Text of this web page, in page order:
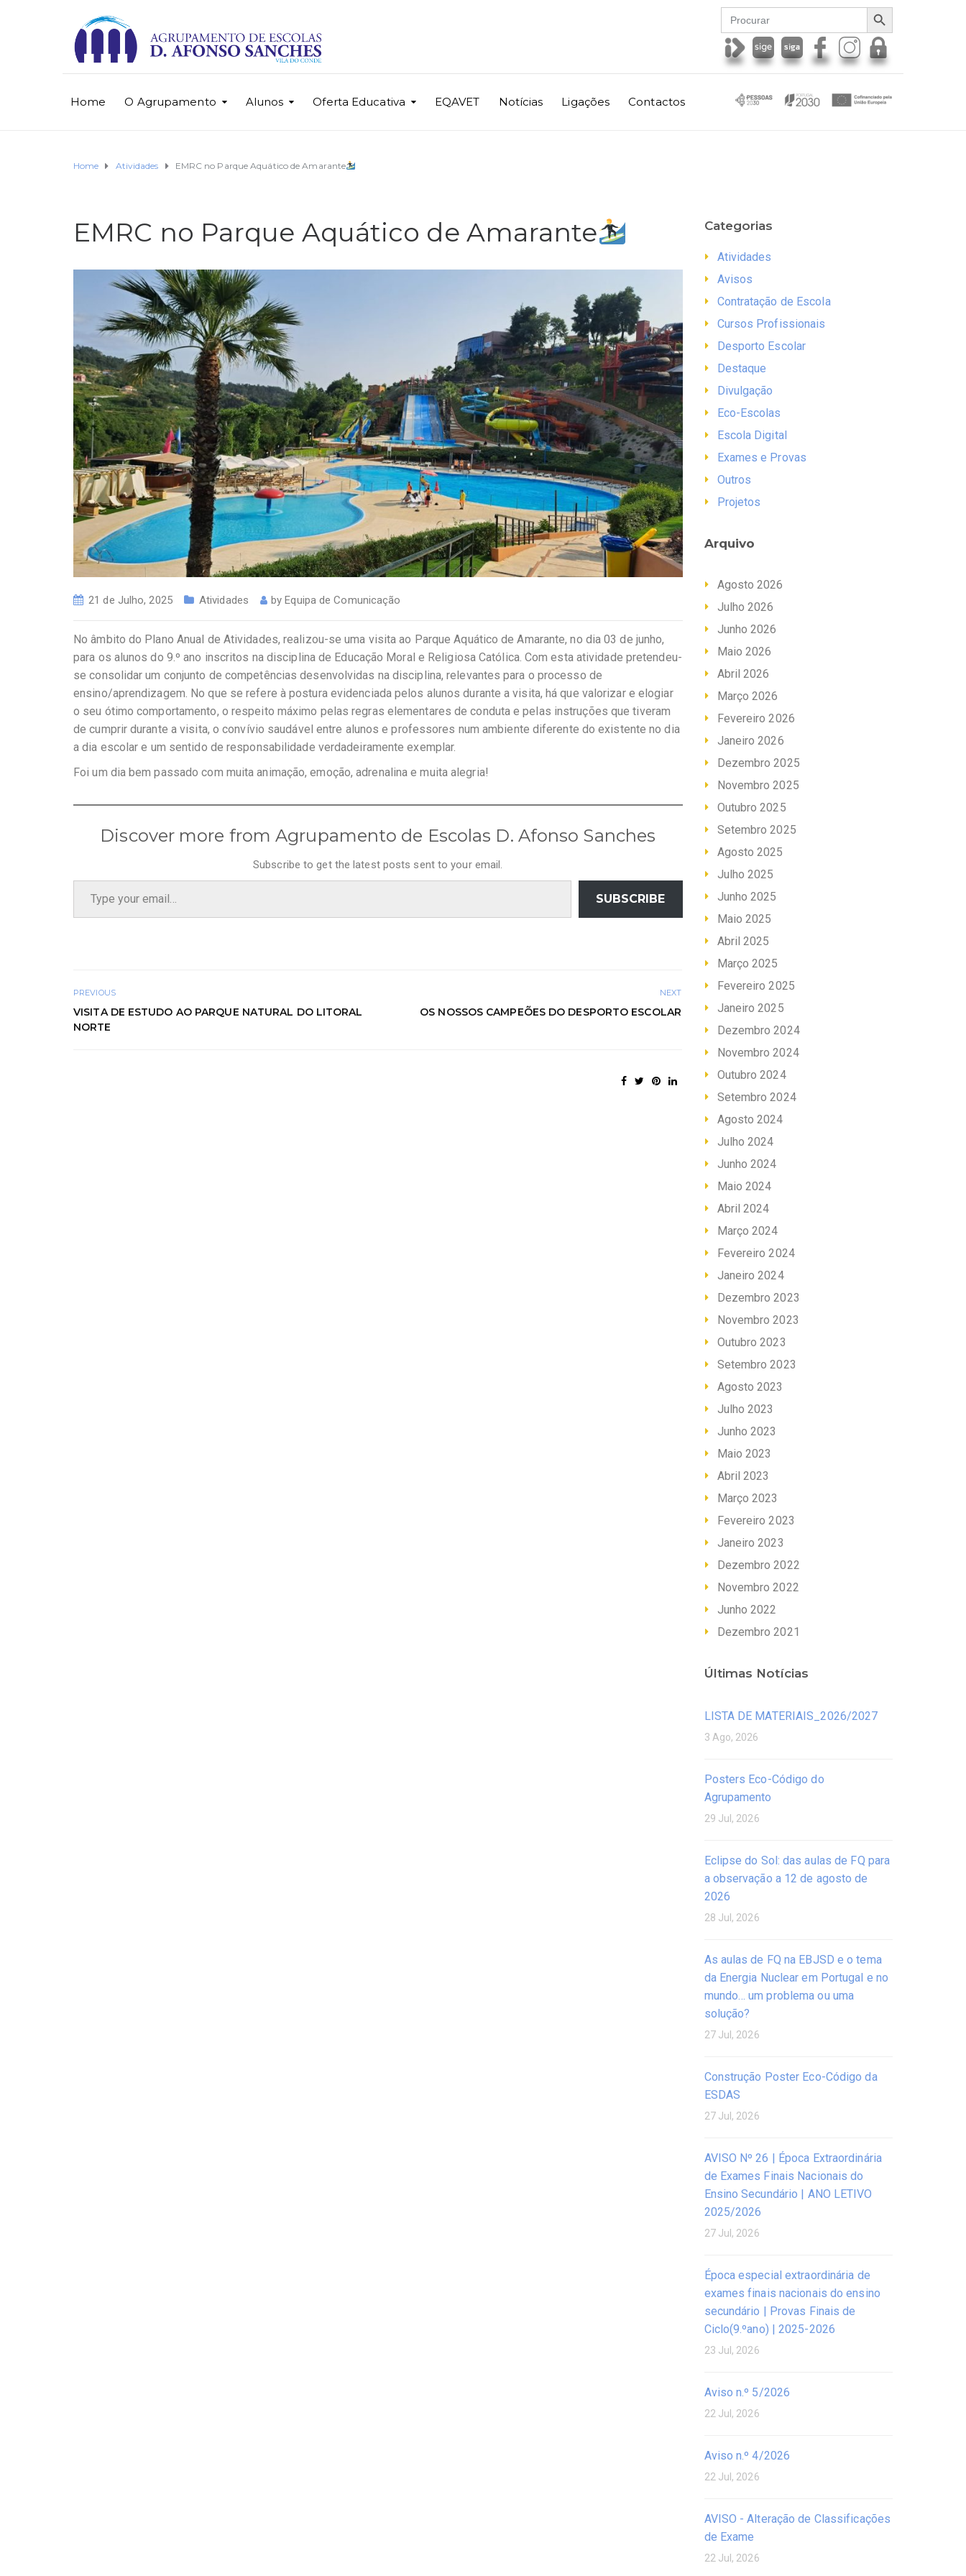
Search
for:
SEARCH BUTTON
Home O Agrupamento Alunos Oferta Educativa EQAVET Notícias Ligações Contactos
Home Atividades EMRC no Parque Aquático de Amarante
EMRC no Parque Aquático de Amarante
21 de Julho, 2025 Atividades byEquipa de Comunicação
No âmbito do Plano Anual de Atividades, realizou-se uma visita ao Parque Aquático de Amarante, no dia 03 de junho,
para os alunos do 9.º ano inscritos na disciplina de Educação Moral e Religiosa Católica. Com esta atividade pretendeu-
se consolidar um conjunto de competências desenvolvidas na disciplina, relevantes para o processo de
ensino/aprendizagem. No que se refere à postura evidenciada pelos alunos durante a visita, há que valorizar e elogiar
o seu ótimo comportamento, o respeito máximo pelas regras elementares de conduta e pelas instruções que tiveram
de cumprir durante a visita, o convívio saudável entre alunos e professores num ambiente diferente do existente no dia
a dia escolar e um sentido de responsabilidade verdadeiramente exemplar.
Foi um dia bem passado com muita animação, emoção, adrenalina e muita alegria!
Discover more from Agrupamento de Escolas D. Afonso Sanches
Subscribe to get the latest posts sent to your email.
Type your email…
SUBSCRIBE
PREVIOUS
VISITA DE ESTUDO AO PARQUE NATURAL DO LITORAL
NORTE
NEXT
OS NOSSOS CAMPEÕES DO DESPORTO ESCOLAR
Categorias
Atividades
Avisos
Contratação de Escola
Cursos Profissionais
Desporto Escolar
Destaque
Divulgação
Eco-Escolas
Escola Digital
Exames e Provas
Outros
Projetos
Arquivo
Agosto 2026
Julho 2026
Junho 2026
Maio 2026
Abril 2026
Março 2026
Fevereiro 2026
Janeiro 2026
Dezembro 2025
Novembro 2025
Outubro 2025
Setembro 2025
Agosto 2025
Julho 2025
Junho 2025
Maio 2025
Abril 2025
Março 2025
Fevereiro 2025
Janeiro 2025
Dezembro 2024
Novembro 2024
Outubro 2024
Setembro 2024
Agosto 2024
Julho 2024
Junho 2024
Maio 2024
Abril 2024
Março 2024
Fevereiro 2024
Janeiro 2024
Dezembro 2023
Novembro 2023
Outubro 2023
Setembro 2023
Agosto 2023
Julho 2023
Junho 2023
Maio 2023
Abril 2023
Março 2023
Fevereiro 2023
Janeiro 2023
Dezembro 2022
Novembro 2022
Junho 2022
Dezembro 2021
Últimas Notícias
LISTA DE MATERIAIS_2026/2027
3 Ago, 2026
Posters Eco-Código do
Agrupamento
29 Jul, 2026
Eclipse do Sol: das aulas de FQ para
a observação a 12 de agosto de
2026
28 Jul, 2026
As aulas de FQ na EBJSD e o tema
da Energia Nuclear em Portugal e no
mundo… um problema ou uma
solução?
27 Jul, 2026
Construção Poster Eco-Código da
ESDAS
27 Jul, 2026
AVISO Nº 26 | Época Extraordinária
de Exames Finais Nacionais do
Ensino Secundário | ANO LETIVO
2025/2026
27 Jul, 2026
Época especial extraordinária de
exames finais nacionais do ensino
secundário | Provas Finais de
Ciclo(9.ºano) | 2025-2026
23 Jul, 2026
Aviso n.º 5/2026
22 Jul, 2026
Aviso n.º 4/2026
22 Jul, 2026
AVISO - Alteração de Classificações
de Exame
22 Jul, 2026